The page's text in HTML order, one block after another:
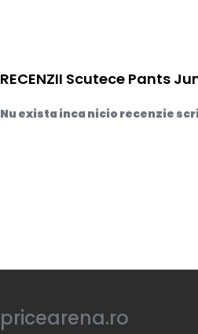
RECENZII Scutece Pants
Nu exista inca nicio recenzie
pricearena.ro